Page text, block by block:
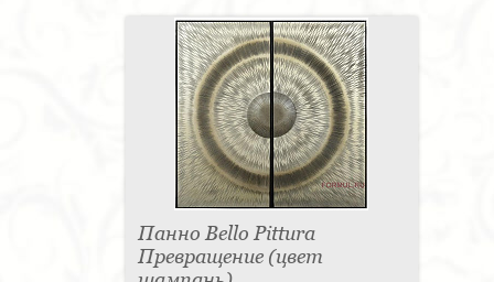
Панно Bello Pittura
Превращение (цвет